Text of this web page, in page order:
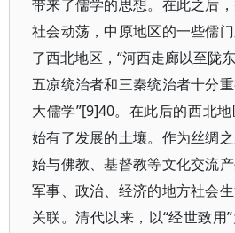
带来了儒学的思想。在此之后
社会动荡，中原地区的一些儒
了西北地区，“河西走廊以至陇
五凉统治者和三秦统治者十分
大儒学”[9]40。在此后的西北
始有了发展的土壤。作为丝绸
始与佛教、基督教等文化交流
军事、政治、经济的地方社会
关联。清代以来，以“经世致用